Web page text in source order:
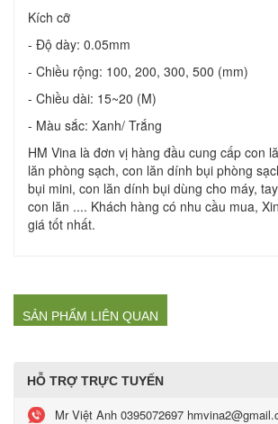
Kích cỡ
- Độ dày: 0.05mm
- Chiều rộng: 100, 200, 300, 500 (mm)
- Chiều dài: 15~20 (M)
- Màu sắc: Xanh/ Trắng
HM Vina là đơn vị hàng đầu cung cấp con
lăn phòng sạch, con lăn dính bụi phòng
bụi mini, con lăn dính bụi dùng cho máy,
con lăn .... Khách hàng có nhu cầu mua,
giá tốt nhất.
SẢN PHẨM LIÊN QUAN
HỖ TRỢ TRỰC TUYẾN
Mr Việt Anh 0395072697